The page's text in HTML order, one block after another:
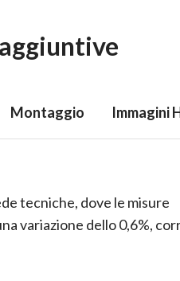
Montaggio Immagini
tecniche, dove le misure
variazione dello 0,6%,